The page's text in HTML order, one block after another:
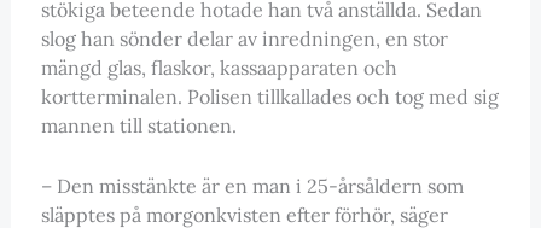
stökiga beteende hotade han två anställda. Sedan
slog han sönder delar av inredningen, en stor
mängd glas, flaskor, kassaapparaten och
kortterminalen. Polisen tillkallades och tog med sig
mannen till stationen.
– Den misstänkte är en man i 25-årsåldern som
släpptes på morgonkvisten efter förhör, säger